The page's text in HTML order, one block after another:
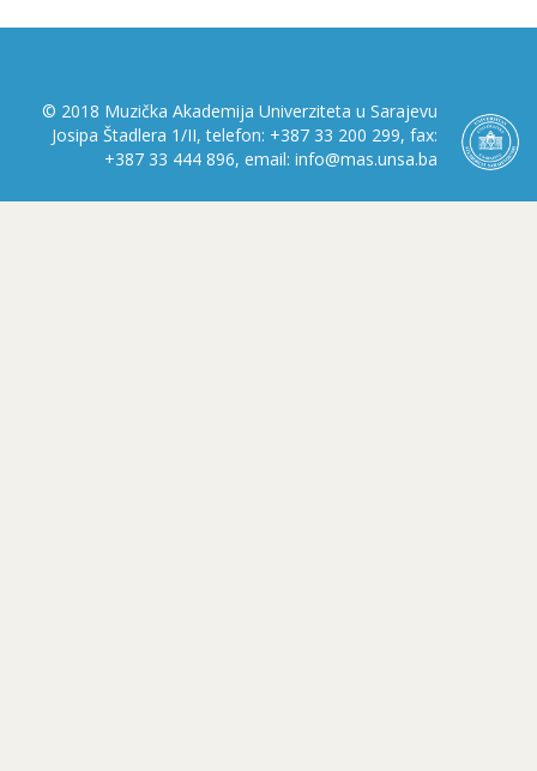
© 2018 Muzička Akademija Univerziteta u Sarajevu
Josipa Štadlera 1/II, telefon: +387 33 200 299, fax:
+387 33 444 896, email: info@mas.unsa.ba